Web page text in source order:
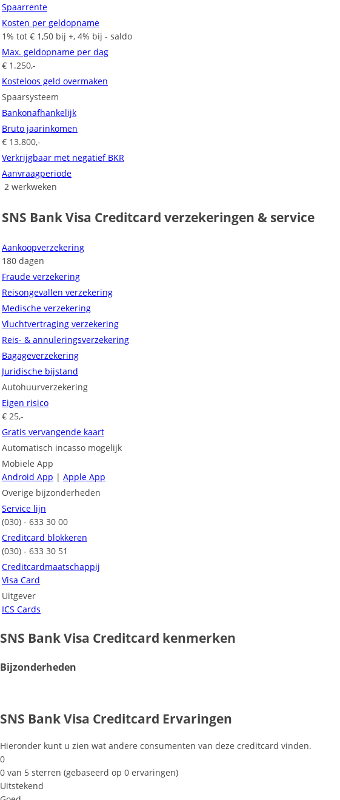
Spaarrente
Kosten per geldopname
1% tot € 1,50 bij +, 4% bij - saldo
Max. geldopname per dag
€ 1.250,-
Kosteloos geld overmaken
Spaarsysteem
Bankonafhankelijk
Bruto jaarinkomen
€ 13.800,-
Verkrijgbaar met negatief BKR
Aanvraagperiode
2 werkweken
SNS Bank Visa Creditcard verzekeringen & service
Aankoopverzekering
180 dagen
Fraude verzekering
Reisongevallen verzekering
Medische verzekering
Vluchtvertraging verzekering
Reis- & annuleringsverzekering
Bagageverzekering
Juridische bijstand
Autohuurverzekering
Eigen risico
€ 25,-
Gratis vervangende kaart
Automatisch incasso mogelijk
Mobiele App
Android App | Apple App
Overige bijzonderheden
Service lijn
(030) - 633 30 00
Creditcard blokkeren
(030) - 633 30 51
Creditcardmaatschappij
Visa Card
Uitgever
ICS Cards
SNS Bank Visa Creditcard kenmerken
Bijzonderheden
SNS Bank Visa Creditcard Ervaringen
Hieronder kunt u zien wat andere consumenten van deze creditcard vinden.
0
0 van 5 sterren (gebaseerd op 0 ervaringen)
Uitstekend